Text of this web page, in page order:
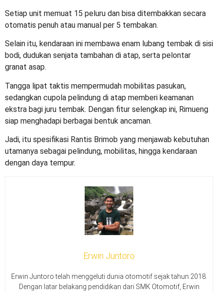
Setiap unit memuat 15 peluru dan bisa ditembakkan secara
otomatis penuh atau manual per 5 tembakan.
Selain itu, kendaraan ini membawa enam lubang tembak di sisi
bodi, dudukan senjata tambahan di atap, serta pelontar
granat asap.
Tangga lipat taktis mempermudah mobilitas pasukan,
sedangkan cupola pelindung di atap memberi keamanan
ekstra bagi juru tembak. Dengan fitur selengkap ini, Rimueng
siap menghadapi berbagai bentuk ancaman.
Jadi, itu spesifikasi Rantis Brimob yang menjawab kebutuhan
utamanya sebagai pelindung, mobilitas, hingga kendaraan
dengan daya tempur.
Erwin Juntoro
Erwin Juntoro telah menggeluti dunia otomotif sejak tahun 2018.
Dengan latar belakang pendidikan dari SMK Otomotif, Erwin